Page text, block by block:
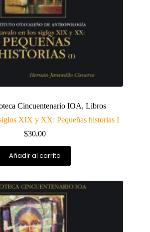
Cincuentenario IOA,Libros
XIX y XX: Pequeñas historias I
$30,00
Añadir al carrito